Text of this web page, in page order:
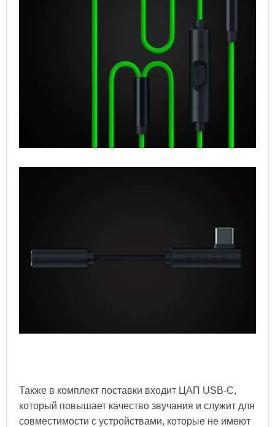
Также в комплект поставки входит ЦАП USB-C,
который повышает качество звучания и служит для
совместимости с устройствами, которые не имеют